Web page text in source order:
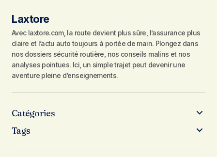
Laxtore
Avec laxtore.com, la route devient plus sûre, l’assurance plus
claire et l’actu auto toujours à portée de main. Plongez dans
nos dossiers sécurité routière, nos conseils malins et nos
analyses pointues. Ici, un simple trajet peut devenir une
aventure pleine d’enseignements.
Catégories
Tags